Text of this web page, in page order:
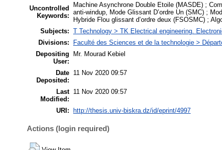
Uncontrolled
Keywords:
Machine Asynchrone Double Etoile (MASDE) ;
anti-windup, Mode Glissant D’ordre Un (SMC) ;
Hybride Flou glissant d’ordre deux (FSOSMC) ;
Subjects: T Technology > TK Electrical engineering.
Divisions:
Faculté des Sciences et de la technologie >
Depositing
User:
Mr. Mourad Kebiel
Date
Deposited:
11 Nov 2020 09:57
Last
Modified:
11 Nov 2020 09:57
URI: http://thesis.univ-biskra.dz/id/eprint/4997
Actions (login required)